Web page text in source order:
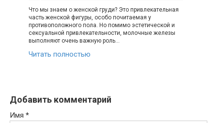
Что мы знаем о женской груди? Это привлекательная
часть женской фигуры, особо почитаемая у
противоположного пола. Но помимо эстетической и
сексуальной привлекательности, молочные железы
выполняют очень важную роль…
Читать полностью
Добавить комментарий
Имя *